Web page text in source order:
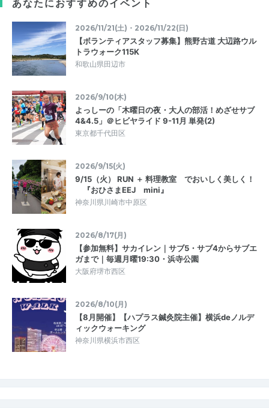
あなたにおすすめのイベント
2026/11/21(土)・2026/11/22(日)
【ボランティアスタッフ募集】熊野古道 大辺路ウル
トラウォーク115K
和歌山県田辺市
2026/9/10(木)
よっしーの「木曜日の夜・大人の部活！めざせサブ
4&4.5」＠ヒビヤライド 9-11月 単発(2)
東京都千代田区
2026/9/15(火)
9/15（火） RUN ＋ 料理教室 でおいしく美しく！
『おひさまEEJ mini』
神奈川県川崎市中原区
2026/8/17(月)
【参加無料】サカイレン｜サブ5・サブ4からサブエ
ガまで｜毎週月曜19:30・浜寺公園
大阪府堺市西区
2026/8/10(月)
【8月開催】【ハプラス鍼灸院主催】横浜deノルデ
ィックウォーキング
神奈川県横浜市西区